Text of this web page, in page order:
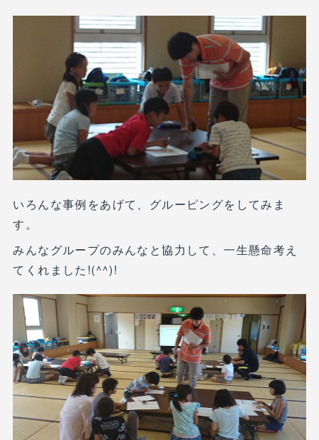
いろんな事例をあげて、グルーピングをしてみま
す。
みんなグループのみんなと協力して、一生懸命考え
てくれました!(^^)!